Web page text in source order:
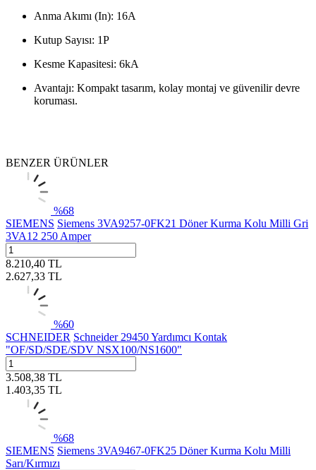
Anma Akımı (In): 16A
Kutup Sayısı: 1P
Kesme Kapasitesi: 6kA
Avantajı: Kompakt tasarım, kolay montaj ve güvenilir devre
koruması.
BENZER ÜRÜNLER
%68
SIEMENS Siemens 3VA9257-0FK21 Döner Kurma Kolu Milli Gri
3VA12 250 Amper
8.210,40 TL
2.627,33 TL
%60
SCHNEIDER Schneider 29450 Yardımcı Kontak
"OF/SD/SDE/SDV NSX100/NS1600"
3.508,38 TL
1.403,35 TL
%68
SIEMENS Siemens 3VA9467-0FK25 Döner Kurma Kolu Milli
Sarı/Kırmızı